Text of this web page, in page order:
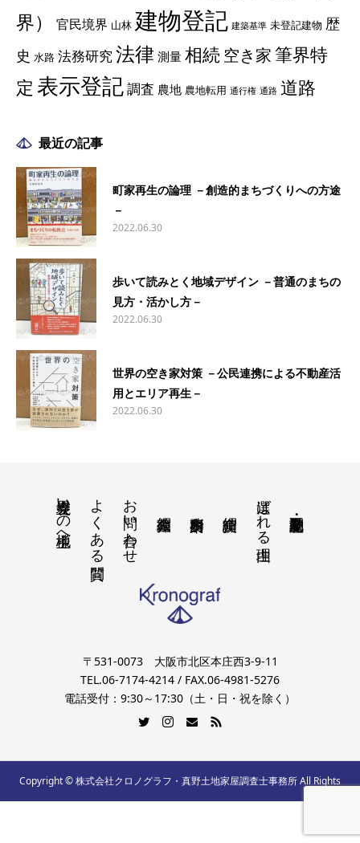
界）
官民境界 山林 建物登記 建築基準 未登記建物 歴
史 水路 法務研究法律 測量 相続空き家筆界特
定 表示登記調査 農地 農地転用 通行権 通路 道路
最近の記事
町家再生の論理 －創造的まちづくりへの方途
－
2022.06.30
歩いて読みとく地域デザイン －普通のまちの
見方・活かし方－
2022.06.30
世界の空き家対策 －公民連携による不動産活
用とエリア再生－
2022.06.30
選ばれる理由
お問い合わせ
よくある質問
境界立会いの地主様へ
〒531-0073 大阪市北区本庄西3-9-11
TEL.06-7174-4214 / FAX.06-4981-5276
電話受付：9:30～17:30（土・日・祝を除く）
Copyright © 株式会社クロノグラフ・真野土地家屋調査士事務所 All Rights